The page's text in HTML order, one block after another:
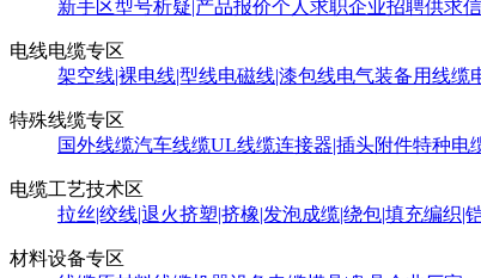
新手区型号析疑|产品报价个人求职企业招聘供求
电线电缆专区
架空线|裸电线|型线电磁线|漆包线电气装备用线缆
特殊线缆专区
国外线缆汽车线缆UL线缆连接器|插头附件特种电
电缆工艺技术区
拉丝|绞线|退火挤塑|挤橡|发泡成缆|绕包|填充编织|
材料设备专区